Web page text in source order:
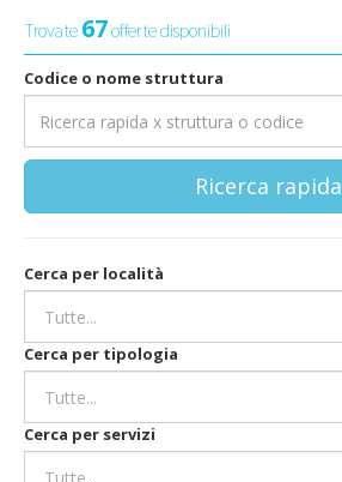
Trovate67offerte disponibili
Codice o nome struttura
Ricerca rapida
Cerca per località
Cerca per tipologia
Cerca per servizi